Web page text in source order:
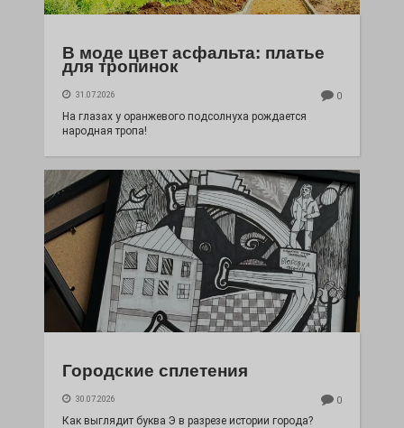
В моде цвет асфальта: платье
для тропинок
31.07.2026 0
На глазах у оранжевого подсолнуха рождается
народная тропа!
Городские сплетения
30.07.2026 0
Как выглядит буква Э в разрезе истории города?